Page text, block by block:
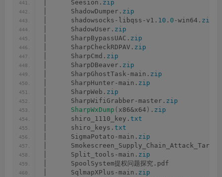
│      Seesion. zip
│      ShadowDumper. zip
│      shadowsocks-libqss-v1. 10 . 0 -win64. zip
│      ShadowUser. zip
│      SharpBypassUAC. zip
│      SharpCheckRDPAV. zip
│      SharpCmd. zip
│      SharpDBeaver. zip
│      SharpGhostTask-main. zip
│      SharpHunter-main. zip
│      SharpWeb. zip
│      SharpWifiGrabber-master. zip
SharpWxDump ( x86&x64 ) . zip
│      shiro_1110_key. txt
│      shiro_keys. txt
│      SigmaPotato-main. zip
│
│      Split_tools-main. zip
│      SpoolSystem提权问题探究.pdf
│      SqlmapXPlus-main. zip